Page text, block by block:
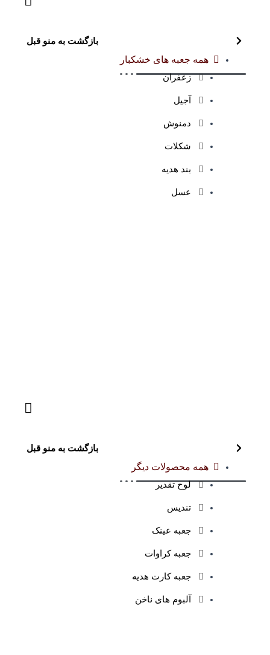
بازگشت به منو قبل
همه جعبه های خشکبار
زعفران
آجیل
دمنوش
شکلات
بند هدیه
عسل
بازگشت به منو قبل
همه محصولات دیگر
لوح تقدیر
تندیس
جعبه عینک
جعبه کراوات
جعبه کارت هدیه
آلبوم های ناخن